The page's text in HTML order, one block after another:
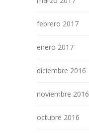
febrero 2017
enero 2017
diciembre 2016
noviembre 2016
octubre 2016